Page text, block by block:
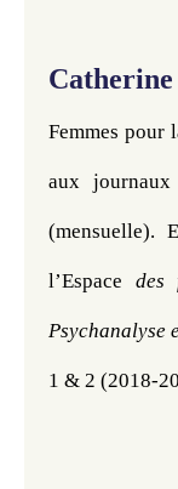
Femmes pour
aux
(mensuelle).
l’Espace des
Psychanalyse
1 & 2 (2018-